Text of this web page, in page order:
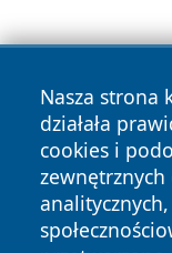
Nasza strona
działała
cookies i
Copyright © 2026
zastrzeżone.